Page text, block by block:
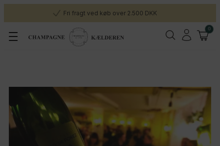
Fri fragt ved køb over 2.500 DKK
0